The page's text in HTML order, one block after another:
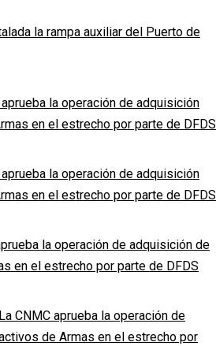
la rampa auxiliar del Puerto de
aprueba la operación de adquisición
en el estrecho por parte de DFDS
aprueba la operación de adquisición
en el estrecho por parte de DFDS
la operación de adquisición de
en el estrecho por parte de DFDS
La CNMC aprueba la operación de
de Armas en el estrecho por